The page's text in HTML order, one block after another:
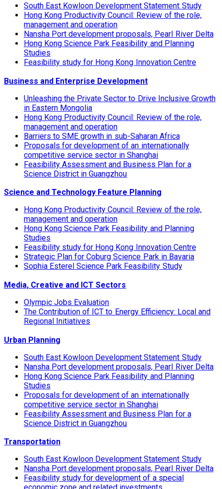
South East Kowloon Development Statement Study
Hong Kong Productivity Council: Review of the role,
management and operation
Nansha Port development proposals, Pearl River Delta
Hong Kong Science Park Feasibility and Planning
Studies
Feasibility study for Hong Kong Innovation Centre
Business and Enterprise Development
Unleashing the Private Sector to Drive Inclusive Growth
in Eastern Mongolia
Hong Kong Productivity Council: Review of the role,
management and operation
Barriers to SME growth in sub-Saharan Africa
Proposals for development of an internationally
competitive service sector in Shanghai
Feasibility Assessment and Business Plan for a
Science District in Guangzhou
Science and Technology Feature Planning
Hong Kong Productivity Council: Review of the role,
management and operation
Hong Kong Science Park Feasibility and Planning
Studies
Feasibility study for Hong Kong Innovation Centre
Strategic Plan for Coburg Science Park in Bavaria
Sophia Esterel Science Park Feasibility Study
Media, Creative and ICT Sectors
Olympic Jobs Evaluation
The Contribution of ICT to Energy Efficiency: Local and
Regional Initiatives
Urban Planning
South East Kowloon Development Statement Study
Nansha Port development proposals, Pearl River Delta
Hong Kong Science Park Feasibility and Planning
Studies
Proposals for development of an internationally
competitive service sector in Shanghai
Feasibility Assessment and Business Plan for a
Science District in Guangzhou
Transportation
South East Kowloon Development Statement Study
Nansha Port development proposals, Pearl River Delta
Feasibility study for development of a special